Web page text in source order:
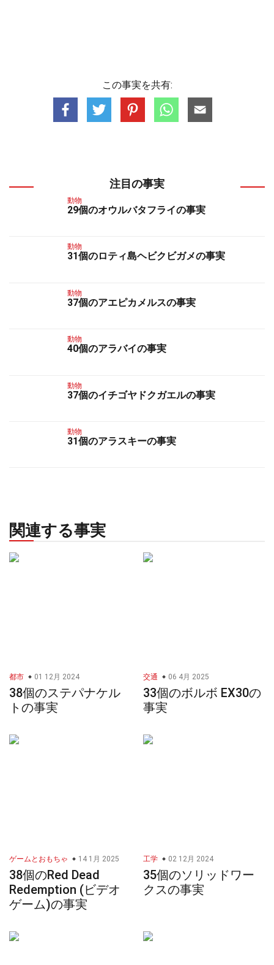
この事実を共有:
注目の事実
動物
29個のオウルバタフライの事実
動物
31個のロティ島ヘビクビガメの事実
動物
37個のアエピカメルスの事実
動物
40個のアラバイの事実
動物
37個のイチゴヤドクガエルの事実
動物
31個のアラスキーの事実
関連する事実
都市 01 12月 2024
38個のステパナケル
トの事実
交通 06 4月 2025
33個のボルボ EX30の
事実
ゲームとおもちゃ 14 1月 2025
38個のRed Dead
Redemption (ビデオ
ゲーム)の事実
工学 02 12月 2024
35個のソリッドワー
クスの事実